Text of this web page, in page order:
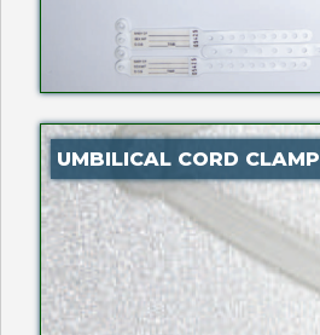
UMBILICAL CORD CLAMP